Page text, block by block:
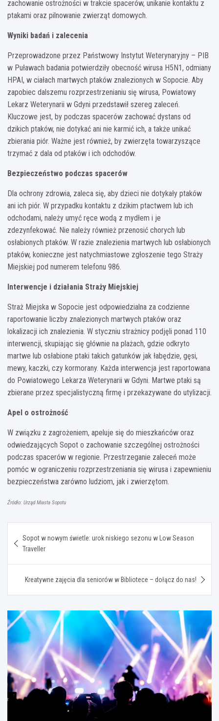
zachowanie ostrożności w trakcie spacerów, unikanie kontaktu z
ptakami oraz pilnowanie zwierząt domowych.
Wyniki badań i zalecenia
Przeprowadzone przez Państwowy Instytut Weterynaryjny – PIB
w Puławach badania potwierdziły obecność wirusa H5N1, odmiany
HPAI, w ciałach martwych ptaków znalezionych w Sopocie. Aby
zapobiec dalszemu rozprzestrzenianiu się wirusa, Powiatowy
Lekarz Weterynarii w Gdyni przedstawił szereg zaleceń.
Kluczowe jest, by podczas spacerów zachować dystans od
dzikich ptaków, nie dotykać ani nie karmić ich, a także unikać
zbierania piór. Ważne jest również, by zwierzęta towarzyszące
trzymać z dala od ptaków i ich odchodów.
Bezpieczeństwo podczas spacerów
Dla ochrony zdrowia, zaleca się, aby dzieci nie dotykały ptaków
ani ich piór. W przypadku kontaktu z dzikim ptactwem lub ich
odchodami, należy umyć ręce wodą z mydłem i je
zdezynfekować. Nie należy również przenosić chorych lub
osłabionych ptaków. W razie znalezienia martwych lub osłabionych
ptaków, konieczne jest natychmiastowe zgłoszenie tego Straży
Miejskiej pod numerem telefonu 986.
Interwencje i działania Straży Miejskiej
Straż Miejska w Sopocie jest odpowiedzialna za codzienne
raportowanie liczby znalezionych martwych ptaków oraz
lokalizacji ich znalezienia. W styczniu strażnicy podjęli ponad 110
interwencji, skupiając się głównie na plażach, gdzie odkryto
martwe lub osłabione ptaki takich gatunków jak łabędzie, gęsi,
mewy, kaczki, czy kormorany. Każda interwencja jest raportowana
do Powiatowego Lekarza Weterynarii w Gdyni. Martwe ptaki są
zbierane przez specjalistyczną firmę i przekazywane do utylizacji.
Apel o ostrożność
W związku z zagrożeniem, apeluje się do mieszkańców oraz
odwiedzających Sopot o zachowanie szczególnej ostrożności
podczas spacerów w regionie. Przestrzeganie zaleceń może
pomóc w ograniczeniu rozprzestrzeniania się wirusa i zapewnieniu
bezpieczeństwa zarówno ludziom, jak i zwierzętom.
Źródło: Urząd Miasta Sopotu
wpisu
Sopot w nowym świetle: urok niskiego sezonu w Low Season
Traveller
Kreatywne zajęcia dla seniorów w Bibliotece – dołącz do nas!